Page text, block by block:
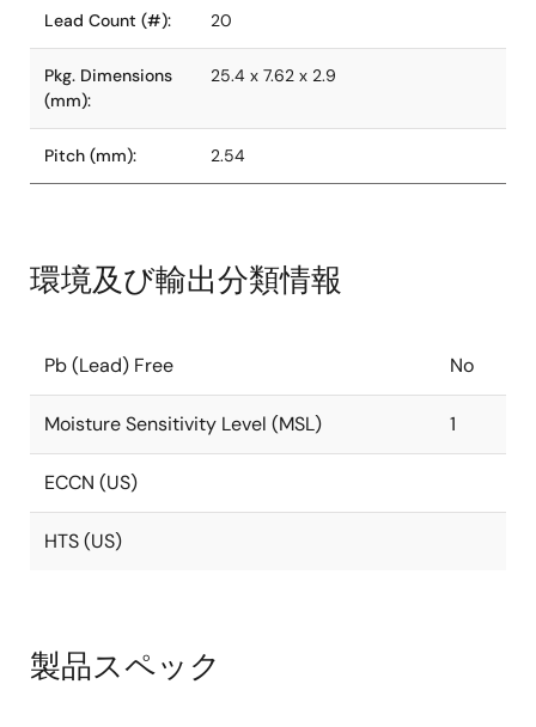
Lead Count (#): 20
Pkg. Dimensions
(mm):
25.4 x 7.62 x 2.9
Pitch (mm): 2.54
環境及び輸出分類情報
Pb (Lead) Free No
Moisture Sensitivity Level (MSL) 1
ECCN (US)
HTS (US)
製品スペック